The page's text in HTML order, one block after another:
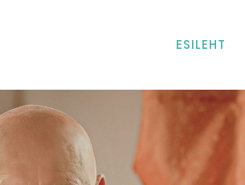
ESILEHT